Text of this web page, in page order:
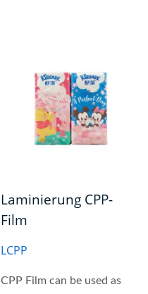
Laminierung CPP-
Film
LCPP
CPP Film can be used as